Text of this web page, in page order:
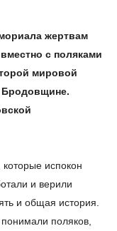
жертвам
с поляками
мировой
Бродовщине.
испокон
и верили
и общая история.
поляков,